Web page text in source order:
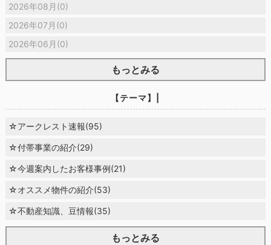
2026年08月(0)
2026年07月(0)
2026年06月(0)
もっとみる
【テーマ】|
☆アークレスト速報(95)
☆付帯事業の紹介(29)
☆今週案内したお客様事例(21)
☆オススメ物件の紹介(53)
☆不動産知識、豆情報(35)
もっとみる